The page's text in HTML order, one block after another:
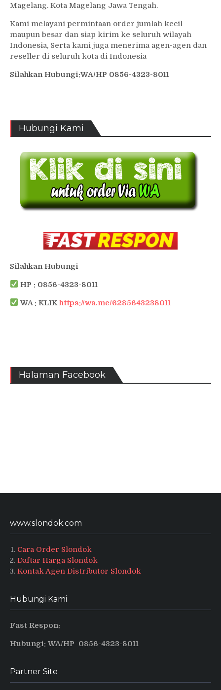
Magelang. Kota Magelang Jawa Tengah.
Kami melayani permintaan order jumlah kecil
maupun besar dan siap kirim ke seluruh wilayah
Indonesia, Serta kami juga menerima agen-agen dan
reseller di seluruh kota di Indonesia
Silahkan Hubungi:WA/HP 0856-4323-8011
Hubungi Kami
Silahkan Hubungi
HP : 0856-4323-8011
WA : KLIKhttps://wa.me/6285643238011
Halaman Facebook
www.slondok.com
Cara Order Slondok
Daftar Harga Slondok
Kontak Agen Distributor Slondok
Hubungi Kami
Fast Respon:
Hubungi: WA/HP 0856-4323-8011
Partner Site